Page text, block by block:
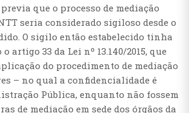
que o processo de mediação
seria considerado sigiloso desde o
O sigilo então estabelecido tinha
artigo 33 da Lei nº 13.140/2015, que
do procedimento de mediação
– no qual a confidencialidade é
Pública, enquanto não fossem
de mediação em sede dos órgãos da